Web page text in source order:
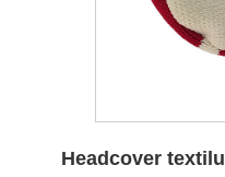
Headcover textilu